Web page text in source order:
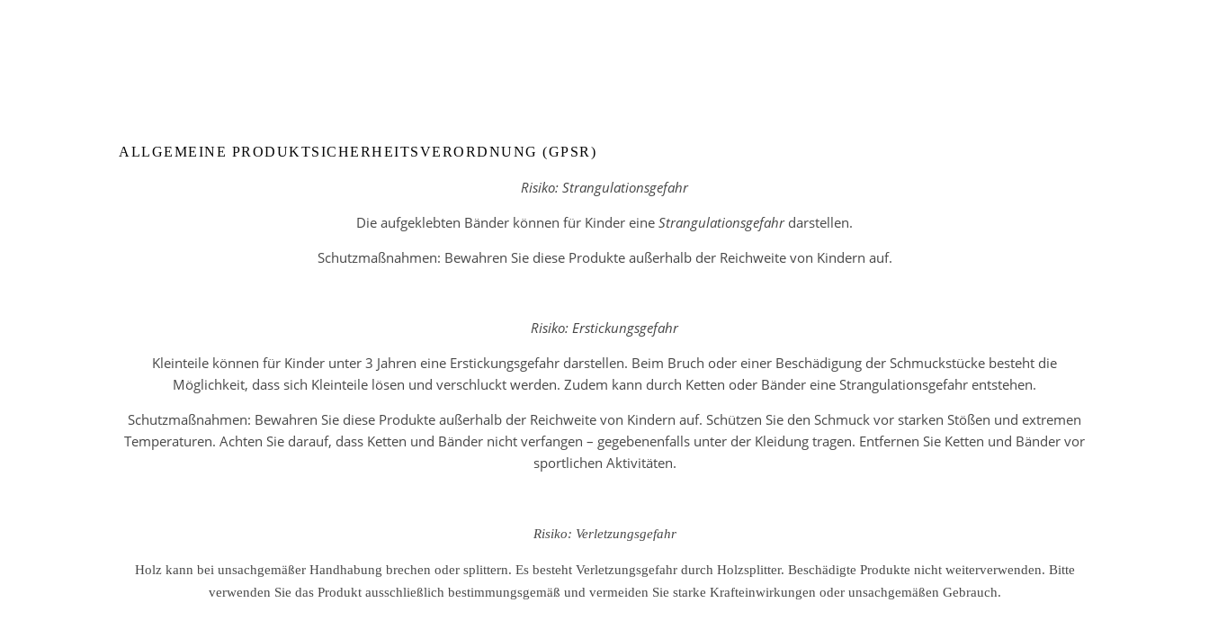
ALLGEMEINE PRODUKTSICHERHEITSVERORDNUNG (GPSR)
Risiko: Strangulationsgefahr
Die aufgeklebten Bänder können für Kinder eine Strangulationsgefahrdarstellen.
Schutzmaßnahmen: Bewahren Sie diese Produkte außerhalb der Reichweite von Kindern auf.
Risiko: Erstickungsgefahr
Kleinteile können für Kinder unter 3 Jahren eine Erstickungsgefahr darstellen. Beim Bruch oder einer Beschädigung der Schmuckstücke besteht die
Möglichkeit, dass sich Kleinteile lösen und verschluckt werden. Zudem kann durch Ketten oder Bänder eine Strangulationsgefahr entstehen.
Schutzmaßnahmen: Bewahren Sie diese Produkte außerhalb der Reichweite von Kindern auf. Schützen Sie den Schmuck vor starken Stößen und extremen
Temperaturen. Achten Sie darauf, dass Ketten und Bänder nicht verfangen – gegebenenfalls unter der Kleidung tragen. Entfernen Sie Ketten und Bänder vor
sportlichen Aktivitäten.
Risiko: Verletzungsgefahr
Holz kann bei unsachgemäßer Handhabung brechen oder splittern. Es besteht Verletzungsgefahr durch Holzsplitter. Beschädigte Produkte nicht weiterverwenden. Bitte
verwenden Sie das Produkt ausschließlich bestimmungsgemäß und vermeiden Sie starke Krafteinwirkungen oder unsachgemäßen Gebrauch.